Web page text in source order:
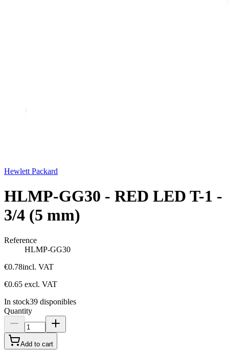
Hewlett Packard
HLMP-GG30 - RED LED T-1 -
3/4 (5 mm)
Reference
HLMP-GG30
€0.78incl. VAT
€0.65 excl. VAT
In stock39 disponibles
Quantity
Add to cart